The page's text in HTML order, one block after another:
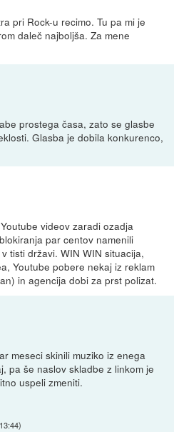
pri Rock-u recimo. Tu pa mi je
daleč najboljša. Za mene
prostega časa, zato se glasbe
Glasba je dobila konkurenco,
videov zaradi ozadja
par centov namenili
tisti državi. WIN WIN situacija,
Youtube pobere nekaj iz reklam
in agencija dobi za prst polizat.
meseci skinili muziko iz enega
pa še naslov skladbe z linkom je
uspeli zmeniti.
)